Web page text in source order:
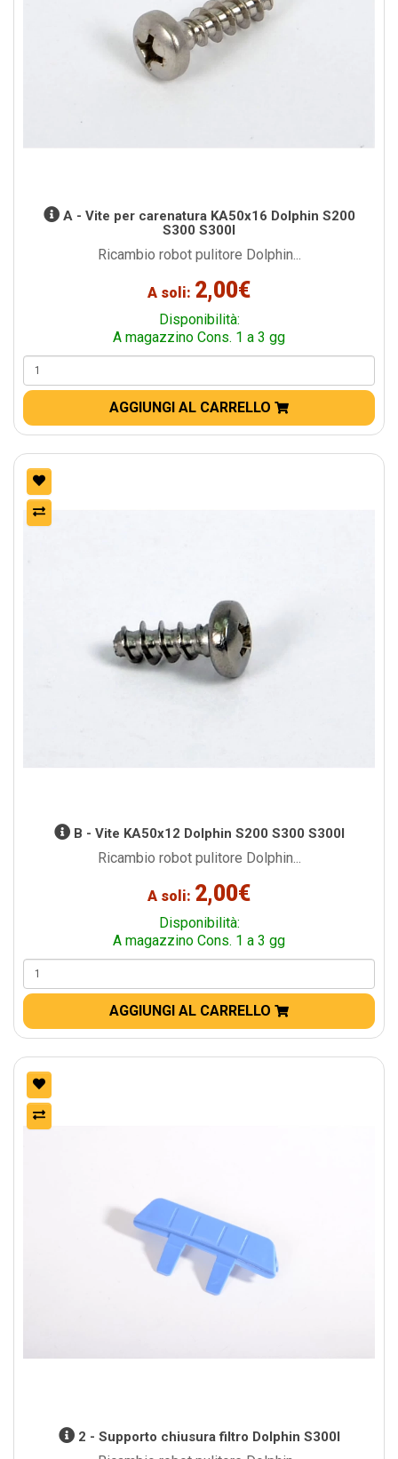
A - Vite per carenatura KA50x16 Dolphin S200
S300 S300I
Ricambio robot pulitore Dolphin...
A soli: 2,00€
Disponibilità:
A magazzino Cons. 1 a 3 gg
AGGIUNGI AL CARRELLO
B - Vite KA50x12 Dolphin S200 S300 S300I
Ricambio robot pulitore Dolphin...
A soli: 2,00€
Disponibilità:
A magazzino Cons. 1 a 3 gg
AGGIUNGI AL CARRELLO
2 - Supporto chiusura filtro Dolphin S300I